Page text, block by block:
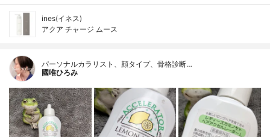
ines(イネス)
アクア チャージ ムース
パーソナルカラリスト、顔タイプ、骨格診断…
國唯ひろみ